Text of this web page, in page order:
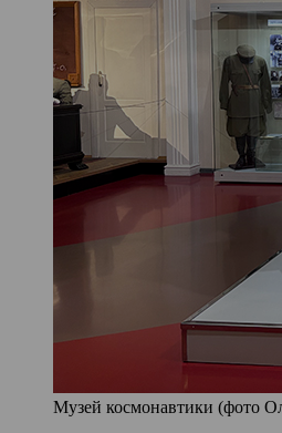
Музей космонавтики (фото